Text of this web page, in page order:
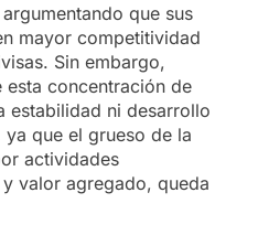
que sus
mayor competitividad
Sin embargo,
esta concentración de
estabilidad ni desarrollo
que el grueso de la
actividades
valor agregado, queda